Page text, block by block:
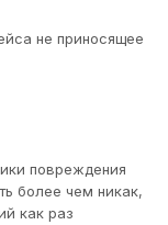
не приносящее
повреждения
более чем никак,
как раз